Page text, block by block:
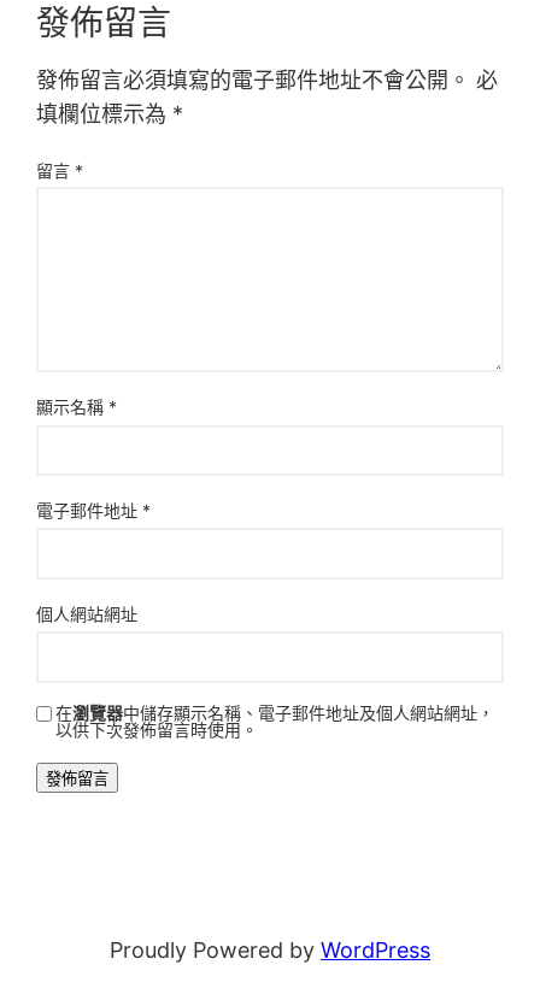
發佈留言
發佈留言必須填寫的電子郵件地址不會公開。 必
填欄位標示為 *
留言 *
顯示名稱 *
電子郵件地址 *
個人網站網址
在瀏覽器中儲存顯示名稱、電子郵件地址及個人網站網址，
以供下次發佈留言時使用。
Proudly Powered by WordPress